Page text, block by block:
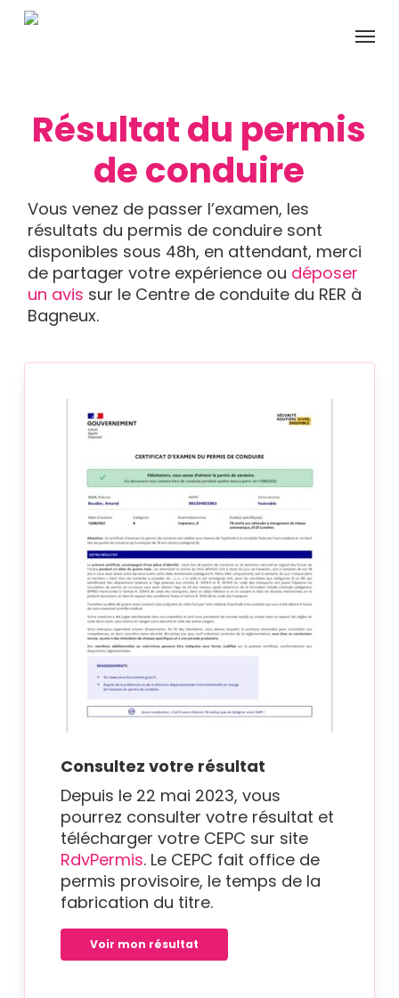
Skip
Menu
Résultat du permis
de conduire
Vous venez de passer l’examen, les
résultats du permis de conduire sont
disponibles sous 48h, en attendant, merci
de partager votre expérience ou déposer
un avis sur le Centre de conduite du RER à
Bagneux.
Consultez votre résultat
Depuis le 22 mai 2023, vous
pourrez consulter votre résultat et
télécharger votre CEPC sur site
RdvPermis. Le CEPC fait office de
permis provisoire, le temps de la
fabrication du titre.
Voir mon résultat